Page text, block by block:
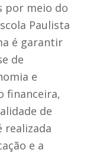
por meio do
Paulista
é garantir
de
e
financeira,
de
realizada
e a